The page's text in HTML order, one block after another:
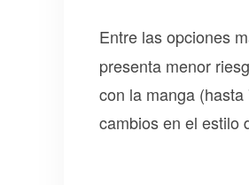
Entre las opciones
presenta menor
con la manga
cambios en el estilo